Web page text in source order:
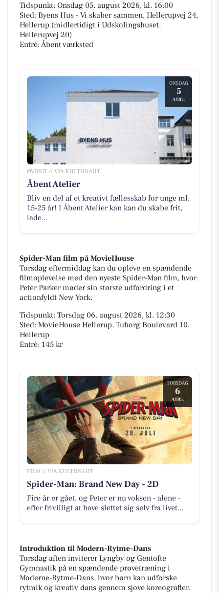
Tidspunkt: Onsdag 05. august 2026, kl. 16:00
Sted: Byens Hus - Vi skaber sammen, Hellerupvej 24,
Hellerup (midlertidigt i Udskolingshuset,
Hellerupvej 20)
Entré: Åbent værksted
ONSDAG
5
AUG.
ØVRIGT // VIA KULTUNAUT
Åbent Atelier
Bliv en del af et kreativt fællesskab for unge ml.
15-25 år! I Åbent Atelier kan kan du skabe frit,
lade...
Spider-Man film på MovieHouse
Torsdag eftermiddag kan du opleve en spændende
filmoplevelse med den nyeste Spider-Man film, hvor
Peter Parker møder sin største udfordring i et
actionfyldt New York.
Tidspunkt: Torsdag 06. august 2026, kl. 12:30
Sted: MovieHouse Hellerup, Tuborg Boulevard 10,
Hellerup
Entré: 145 kr
TORSDAG
6
AUG.
FILM // VIA KULTUNAUT
Spider-Man: Brand New Day - 2D
Fire år er gået, og Peter er nu voksen - alene -
efter frivilligt at have slettet sig selv fra livet...
Introduktion til Modern-Rytme-Dans
Torsdag aften inviterer Lyngby og Gentofte
Gymnastik på en spændende prøvetræning i
Moderne-Rytme-Dans, hvor børn kan udforske
rytmik og kreativ dans gennem sjove koreografier.